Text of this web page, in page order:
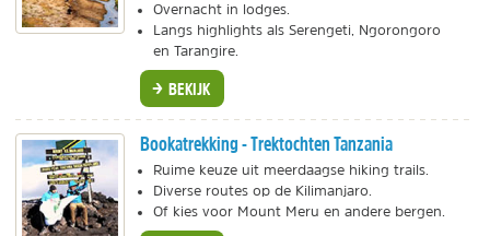
Overnacht in lodges.
Langs highlights als Serengeti, Ngorongoro
en Tarangire.
BEKIJK
Bookatrekking - Trektochten Tanzania
Ruime keuze uit meerdaagse hiking trails.
Diverse routes op de Kilimanjaro.
Of kies voor Mount Meru en andere bergen.